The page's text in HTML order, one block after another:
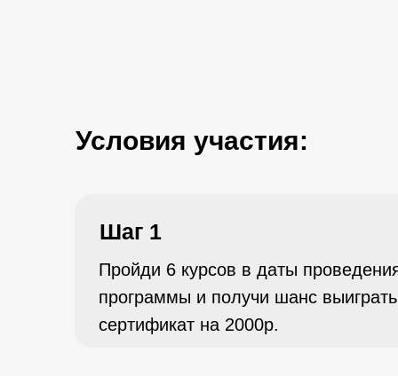
Условия участия:
Шаг 1
Пройди 6 курсов в даты
программы и получи шанс выиграть
сертификат на 2000р.